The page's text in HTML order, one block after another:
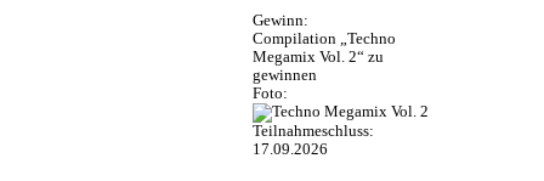
Gewinn:
Compilation „Techno
Megamix Vol. 2“ zu
gewinnen
Foto:
Teilnahmeschluss:
17.09.2026